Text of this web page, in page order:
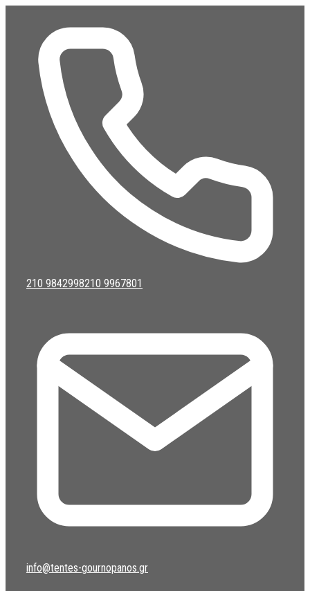
περιεχόμενο
210 9842998210 9967801
info@tentes-gournopanos.gr